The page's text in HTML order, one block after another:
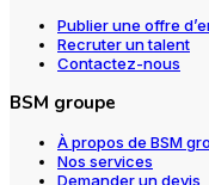
Publier une offre
Recruter un talent
Contactez-nous
BSM groupe
À propos de BSM
Nos services
Demander un devis